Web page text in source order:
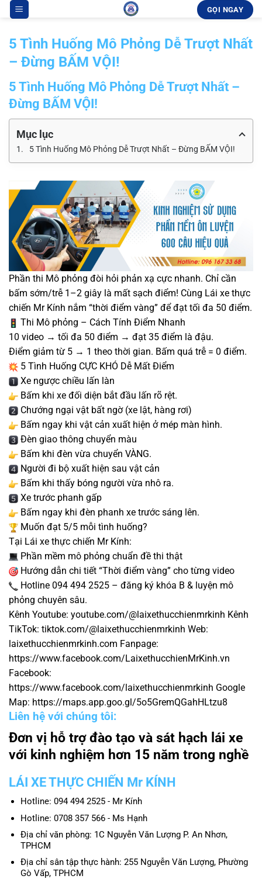
qua
nội
dung
GỌI NGAY
5 Tình Huống Mô Phỏng Dễ Trượt Nhất
– Đừng BẤM VỘI!
5 Tình Huống Mô Phỏng Dễ Trượt Nhất –
Đừng BẤM VỘI!
Mục lục
5 Tình Huống Mô Phỏng Dễ Trượt Nhất – Đừng BẤM VỘI!
Phần thi Mô phỏng đòi hỏi phản xạ cực nhanh. Chỉ cần
bấm sớm/trễ 1–2 giây là mất sạch điểm! Cùng Lái xe thực
chiến Mr Kính nắm “thời điểm vàng” để đạt tối đa 50 điểm.
Thi Mô phỏng – Cách Tính Điểm Nhanh
10 video → tối đa 50 điểm → đạt 35 điểm là đậu.
Điểm giảm từ 5 → 1 theo thời gian. Bấm quá trễ = 0 điểm.
5 Tình Huống CỰC KHÓ Dễ Mất Điểm
Xe ngược chiều lấn làn
Bấm khi xe đối diện bắt đầu lấn rõ rệt.
Chướng ngại vật bất ngờ (xe lật, hàng rơi)
Bấm ngay khi vật cản xuất hiện ở mép màn hình.
Đèn giao thông chuyển màu
Bấm khi đèn vừa chuyển VÀNG.
Người đi bộ xuất hiện sau vật cản
Bấm khi thấy bóng người vừa nhô ra.
Xe trước phanh gấp
Bấm ngay khi đèn phanh xe trước sáng lên.
Muốn đạt 5/5 mỗi tình huống?
Tại Lái xe thực chiến Mr Kính:
Phần mềm mô phỏng chuẩn đề thi thật
Hướng dẫn chi tiết “Thời điểm vàng” cho từng video
Hotline 094 494 2525 – đăng ký khóa B & luyện mô
phỏng chuyên sâu.
Kênh Youtube: youtube.com/@laixethucchienmrkinh Kênh
TikTok: tiktok.com/@laixethucchienmrkinh Web:
laixethucchienmrkinh.com Fanpage:
https://www.facebook.com/LaixethucchienMrKinh.vn
Facebook:
https://www.facebook.com/laixethucchienmrkinh Google
Map: https://maps.app.goo.gl/5o5GremQGahHLtzu8
Liên hệ với chúng tôi:
Đơn vị hỗ trợ đào tạo và sát hạch lái xe
với kinh nghiệm hơn 15 năm trong nghề
LÁI XE THỰC CHIẾN Mr KÍNH
Hotline: 094 494 2525 - Mr Kính
Hotline: 0708 357 566 - Ms Hạnh
Địa chỉ văn phòng: 1C Nguyễn Văn Lượng P. An Nhơn,
TPHCM
Địa chỉ sân tập thực hành: 255 Nguyễn Văn Lượng, Phường
Gò Vấp, TPHCM